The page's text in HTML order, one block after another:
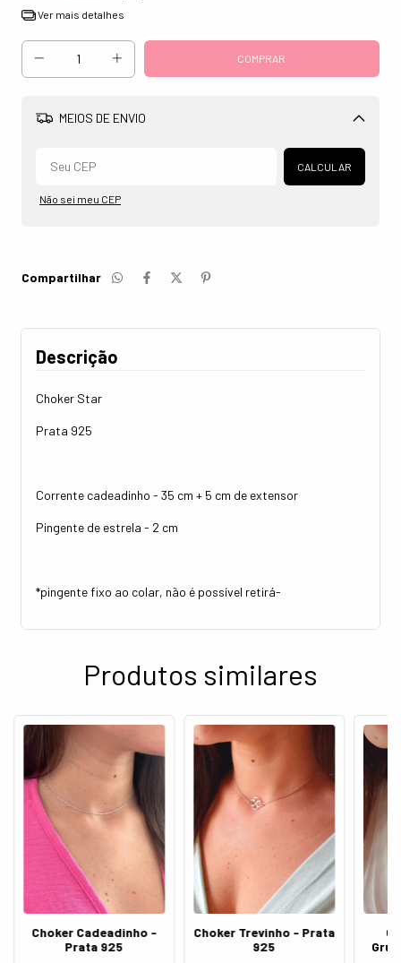
Ver mais detalhes
MEIOS DE ENVIO
Alterar CEP
CALCULAR
Não sei meu CEP
Compartilhar
Descrição
Choker Star
Prata 925
Corrente cadeadinho - 35 cm + 5 cm de extensor
Pingente de estrela - 2 cm
*pingente fixo ao colar, não é possível retirá-
Produtos similares
Choker Cadeadinho -
Prata 925
Choker Trevinho - Prata
925